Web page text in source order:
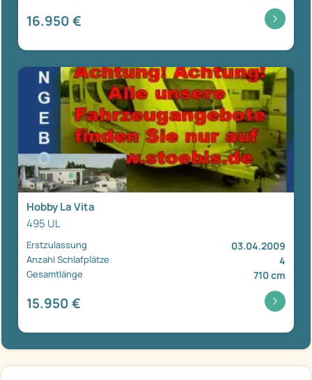
16.950 €
Hobby La Vita
495 UL
Erstzulassung 03.04.2009
Anzahl Schlafplätze 4
Gesamtlänge 710 cm
15.950 €